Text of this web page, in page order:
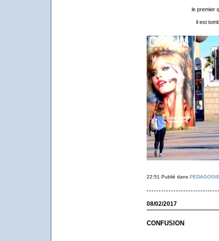
le premier
il est
22:51 Publié dans
08/02/2017
CONFUSION